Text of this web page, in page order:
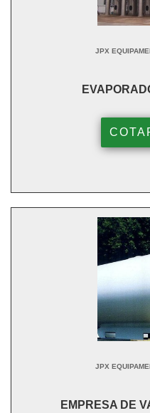
JPX
JPX
EMPRESA DE